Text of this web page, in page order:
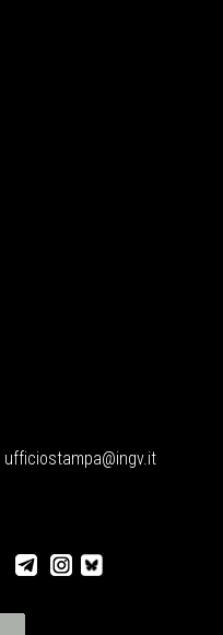
ufficiostampa@ingv.it